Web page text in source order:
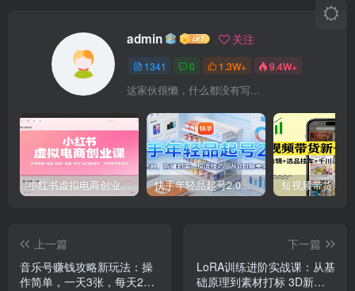
admin 关注
1341 0 1.3W+ 9.4W+
这家伙很懒，什么都没有写...
小红书虚拟电商创业课，系统拆解选品-内容-流量-变现，实现零成本变现 快手年轻品起号2.0：养号选品，剪辑封面，投流技巧，从0到爆单全流程
上一篇
音乐号赚钱攻略新玩法：操
作简单，一天3张，每天2小
下一篇
LoRA训练进阶实战课：从基
础原理到素材打标 3D新年IP